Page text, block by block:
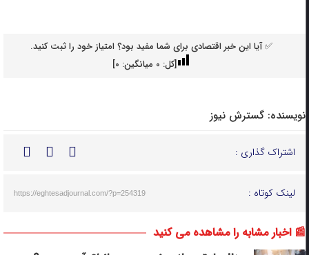
✅ آیا این خبر اقتصادی برای شما مفید بود؟ امتیاز خود را ثبت کنید.
[کل: 0میانگین: 0
]
نویسنده: گسترش نیوز
اشتراک گذاری :
لینک کوتاه : https://eghtesadjournal.com/?p=254319
📰 اخبار مشابه را مشاهده می کنید